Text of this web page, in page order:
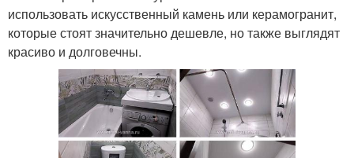
использовать искусственный камень или керамогранит,
которые стоят значительно дешевле, но также выглядят
красиво и долговечны.